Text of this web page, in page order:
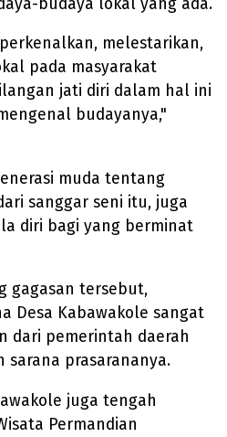
melestarikan,
pada masyarakat
jati diri dalam hal ini
budayanya,"
muda tentang
sanggar seni itu, juga
diri bagi yang berminat
gagasan tersebut,
Desa Kabawakole sangat
dari pemerintah daerah
prasarananya.
juga tengah
Permandian